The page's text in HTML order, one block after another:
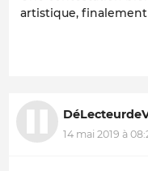
artistique,
14 mai 2019 à